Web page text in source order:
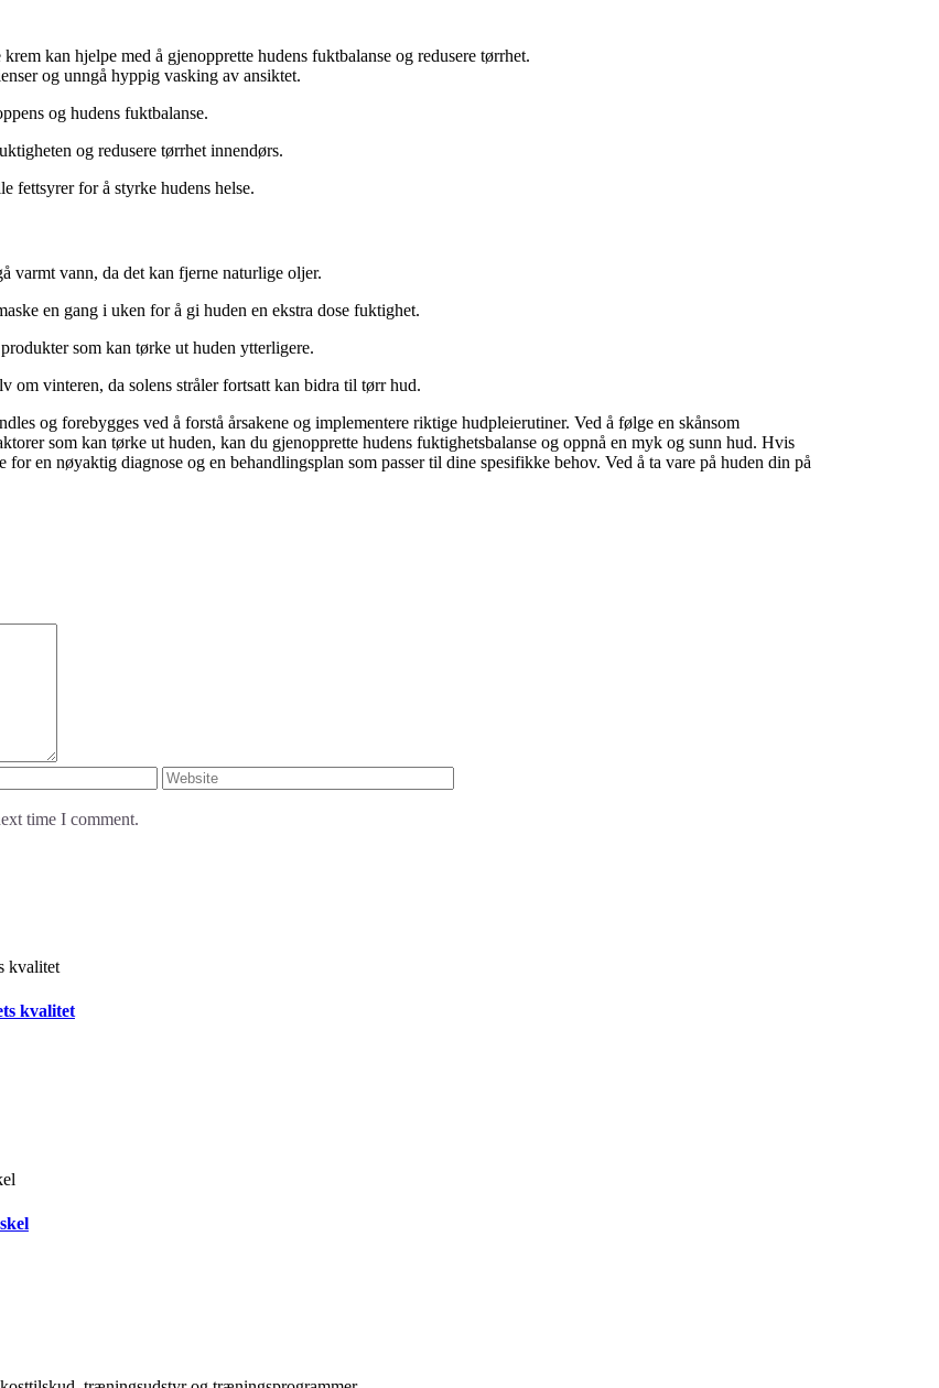
kan hjelpe med å gjenopprette hudens fuktbalanse og redusere tørrhet.
og unngå hyppig vasking av ansiktet.
og hudens fuktbalanse.
og redusere tørrhet innendørs.
fettsyrer for å styrke hudens helse.
varmt vann, da det kan fjerne naturlige oljer.
en gang i uken for å gi huden en ekstra dose fuktighet.
som kan tørke ut huden ytterligere.
om vinteren, da solens stråler fortsatt kan bidra til tørr hud.
og forebygges ved å forstå årsakene og implementere riktige hudpleierutiner. Ved å følge en skånsom
som kan tørke ut huden, kan du gjenopprette hudens fuktighetsbalanse og oppnå en myk og sunn hud. Hvis
en nøyaktig diagnose og en behandlingsplan som passer til dine spesifikke behov. Ved å ta vare på huden din på
time I comment.
kvalitet